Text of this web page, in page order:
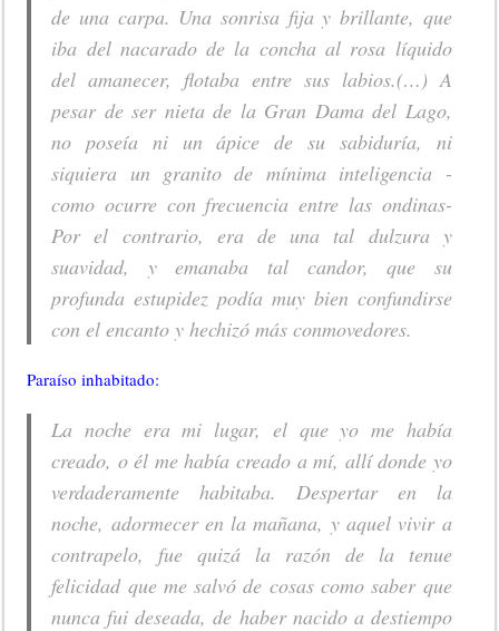
de una carpa. Una sonrisa fija y brillante, que
iba del nacarado de la concha al rosa líquido
del amanecer, flotaba entre sus labios.(…)A
pesar de ser nieta de la Gran Dama del Lago,
no poseía ni un ápice de su sabiduría, ni
siquiera un granito de mínima inteligencia -
como ocurre con frecuencia entre las ondinas-
Por el contrario, era de una tal dulzura y
suavidad, y emanaba tal candor, que su
profunda estupidez podía muy bien confundirse
con el encanto y hechizó más conmovedores.
Paraíso inhabitado:
La noche era mi lugar, el que yo me había
creado, o él me había creado a mí, allí donde yo
verdaderamente habitaba. Despertar en la
noche, adormecer en la mañana, y aquel vivir a
contrapelo, fue quizá la razón de la tenue
felicidad que me salvó de cosas como saber que
nunca fui deseada, de haber nacido a destiempo